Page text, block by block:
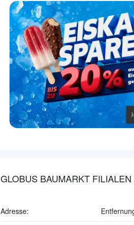
GLOBUS BAUMARKT FILIALEN
Adresse: